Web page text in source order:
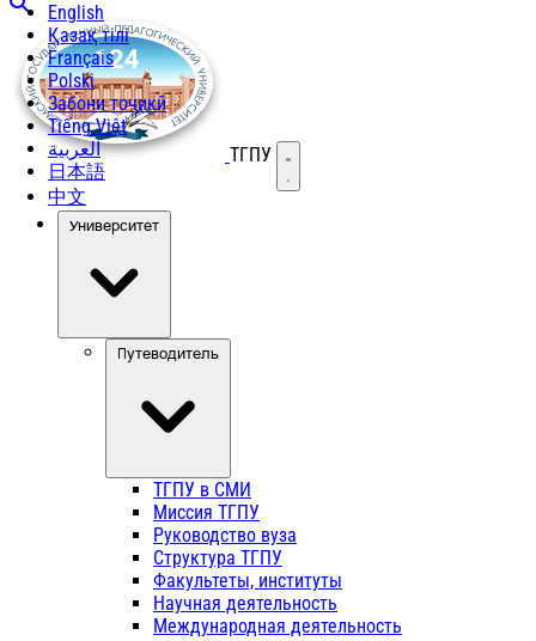
English
Қазақ тілі
Français
Polski
Забони тоҷикӣ
Tiếng Việt
العربية
日本語
中文
ТГПУ Открыть меню
Университет
Путеводитель
ТГПУ в СМИ
Миссия ТГПУ
Руководство вуза
Структура ТГПУ
Факультеты, институты
Научная деятельность
Международная деятельность